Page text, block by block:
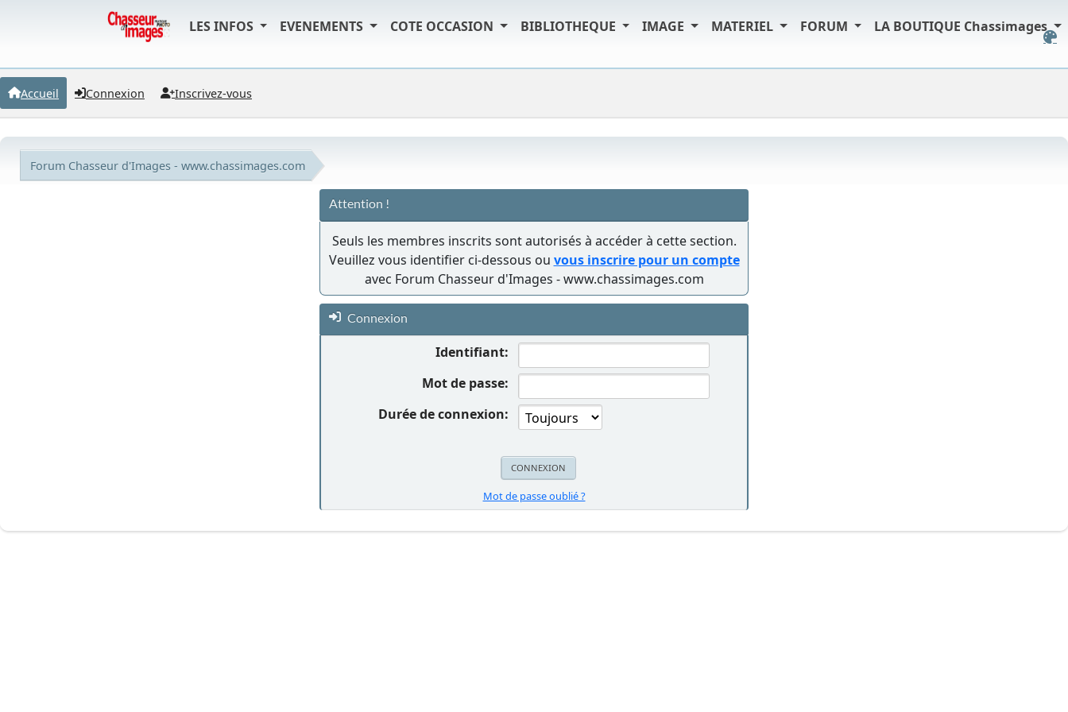
LES INFOS EVENEMENTS COTE OCCASION BIBLIOTHEQUE IMAGE MATERIEL FORUM LA BOUTIQUE Chassimages
Accueil Connexion Inscrivez-vous
Forum Chasseur d'Images - www.chassimages.com
Attention !
Seuls les membres inscrits sont autorisés à accéder à cette section.
Veuillez vous identifier ci-dessous ou vous inscrire pour un compte
avec Forum Chasseur d'Images - www.chassimages.com
Connexion
Identifiant:
Mot de passe:
Durée de connexion:
Mot de passe oublié ?